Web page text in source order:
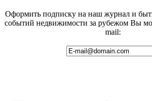
Оформить подписку на наш журнал и
событий недвижимости за рубежом Вы
mail: